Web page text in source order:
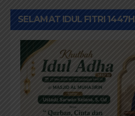
SELAMAT IDUL FITRI 1447H